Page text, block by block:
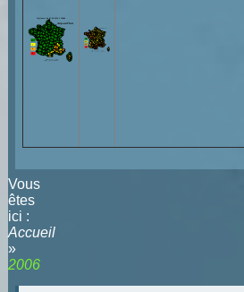
Vous
êtes
ici :
Accueil
»
2006